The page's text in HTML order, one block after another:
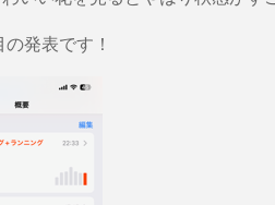
発表です！